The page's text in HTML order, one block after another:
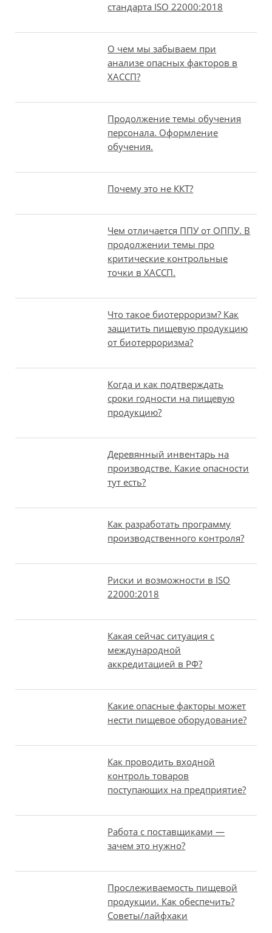
стандарта ISO 22000:2018
О чем мы забываем при
анализе опасных факторов в
ХАССП?
Продолжение темы обучения
персонала. Оформление
обучения.
Почему это не ККТ?
Чем отличается ППУ от ОППУ. В
продолжении темы про
критические контрольные
точки в ХАССП.
Что такое биотерроризм? Как
защитить пищевую продукцию
от биотерроризма?
Когда и как подтверждать
сроки годности на пищевую
продукцию?
Деревянный инвентарь на
производстве. Какие опасности
тут есть?
Как разработать программу
производственного контроля?
Риски и возможности в ISO
22000:2018
Какая сейчас ситуация с
международной
аккредитацией в РФ?
Какие опасные факторы может
нести пищевое оборудование?
Как проводить входной
контроль товаров
поступающих на предприятие?
Работа с поставщиками —
зачем это нужно?
Прослеживаемость пищевой
продукции. Как обеспечить?
Советы/лайфхаки